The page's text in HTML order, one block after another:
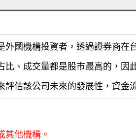
國機構投資者，透過證券商在
比、成交量都是股市最高的，
估該公司未來的發展性，資金
其他機構。